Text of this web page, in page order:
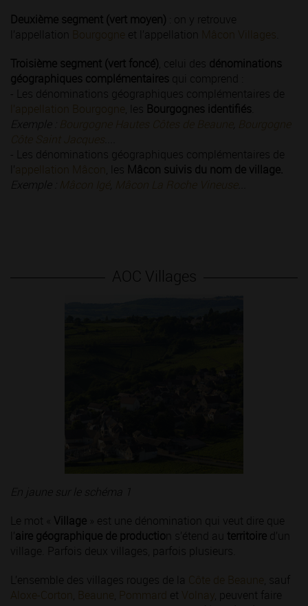
Deuxième segment (vert moyen) : on y retrouve
l’appellation Bourgogne et l’appellation Mâcon Villages
Troisième segment (vert foncé) , celui des dénominations
géographiques complémentaires qui comprend :
- Les dénominations géographiques complémentaires de
l’appellation Bourgogne , les Bourgognes identifiés
Exemple : Bourgogne Hautes Côtes de Beaune , Bourgogne
Côte Saint Jacques
- Les dénominations géographiques complémentaires de
appellation Mâcon , les Mâcon suivis du nom de village.
Exemple :
Mâcon Igé , Mâcon La Roche Vineuse ...
AOC Villages
En jaune sur le schéma 1
Le mot « Village » est une dénomination qui veut dire que
aire géographique de productio n s’étend au territoire d’un
village. Parfois deux villages, parfois plusieurs.
L’ensemble des villages rouges de la Côte de Beaune , sauf
Aloxe-Corton Beaune Pommard et Volnay , peuvent faire